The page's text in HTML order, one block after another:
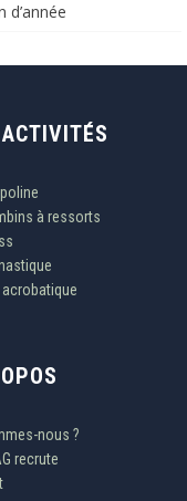
à ressorts
acrobatique
nous ?
recrute